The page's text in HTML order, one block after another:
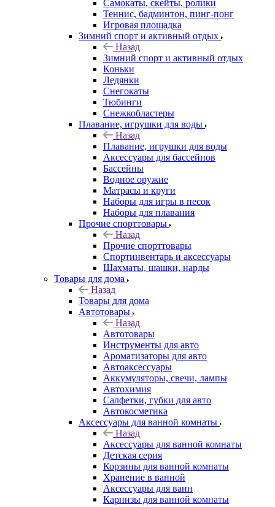
Самокаты, скейты, ролики
Теннис, бадминтон, пинг-понг
Игровая площадка
Зимний спорт и активный отдых
Назад
Зимний спорт и активный отдых
Коньки
Ледянки
Снегокаты
Тюбинги
Снежкобластеры
Плавание, игрушки для воды
Назад
Плавание, игрушки для воды
Аксессуары для бассейнов
Бассейны
Водное оружие
Матрасы и круги
Наборы для игры в песок
Наборы для плавания
Прочие спорттовары
Назад
Прочие спорттовары
Спортинвентарь и аксессуары
Шахматы, шашки, нарды
Товары для дома
Назад
Товары для дома
Автотовары
Назад
Автотовары
Инструменты для авто
Ароматизаторы для авто
Автоаксессуары
Аккумуляторы, свечи, лампы
Автохимия
Салфетки, губки для авто
Автокосметика
Аксессуары для ванной комнаты
Назад
Аксессуары для ванной комнаты
Детская серия
Корзины для ванной комнаты
Хранение в ванной
Аксессуары для ванн
Карнизы для ванной комнаты